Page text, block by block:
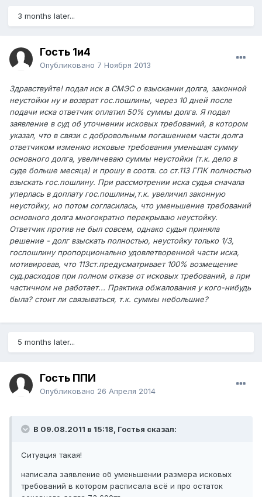
3 months later...
Гость 1и4
Опубликовано 7 Ноября 2013
Здравствуйте! подал иск в СМЭС о взыскании долга, законной
неустойки ну и возврат гос.пошлины, через 10 дней после
подачи иска ответчик оплатил 50% суммы долга. Я подал
заявление в суд об уточнении исковых требований, в котором
указал, что в связи с добровольным погашением части долга
ответчиком изменяю исковые требования уменьшая сумму
основного долга, увеличеваю суммы неустойки (т.к. дело в
суде больше месяца) и прошу в соотв. со ст.113 ГПК полностью
взыскать гос.пошлину. При рассмотрении иска судья сначала
уперлась в доплату гос.пошлины,т.к. увеличил законную
неустойку, но потом согласилась, что уменьшение требований
основного долга многократно перекрываю неустойку.
Ответчик против не был совсем, однако судья приняла
решение - долг взыскать полностью, неустойку только 1/3,
госпошлину пропорционально удовлетворенной части иска,
мотивировав, что 113ст.предусматривает 100% возмещение
суд.расходов при полном отказе от исковых требований, а при
частичном не работает... Практика обжалования у кого-нибудь
была? стоит ли связываться, т.к. суммы небольшие?
5 months later...
Гость ППИ
Опубликовано 26 Апреля 2014
В 09.08.2011 в 15:18, Гостья сказал:
Ситуация такая!
написала заявление об уменьшении размера исковых
требований в котором расписала всё и про остаток